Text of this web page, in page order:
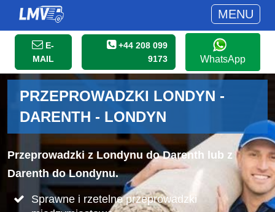
MENU
E-
MAIL
+44 208 099
9173
WhatsApp
PRZEPROWADZKI LONDYN -
DARENTH - LONDYN
Przeprowadzki z Londynu do Darenth lub z
Darenth do Londynu.
Sprawne i rzetelne przeprowadzki